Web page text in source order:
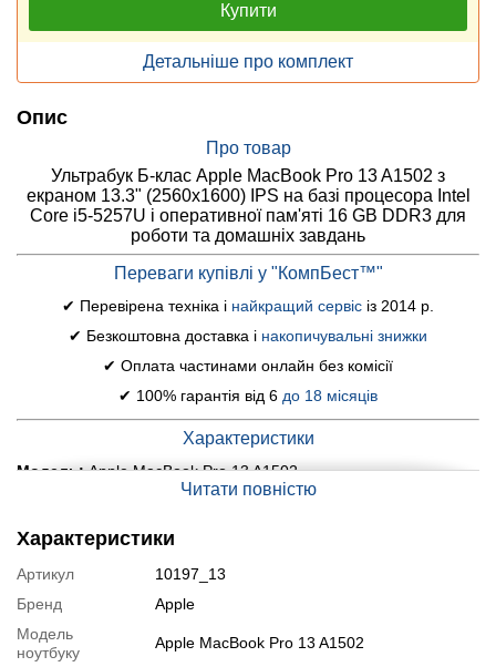
Купити
Детальніше про комплект
Опис
Про товар
Ультрабук Б-клас Apple MacBook Pro 13 A1502 з
екраном 13.3" (2560x1600) IPS на базі процесора Intel
Core i5-5257U і оперативної пам'яті 16 GB DDR3 для
роботи та домашніх завдань
Переваги купівлі у "КомпБест™"
✔ Перевірена техніка і найкращий сервіс із 2014 р.
✔ Безкоштовна доставка і накопичувальні знижки
✔ Оплата частинами онлайн без комісії
✔ 100% гарантія від 6 до 18 місяців
Характеристики
Модель:Apple MacBook Pro 13 A1502
Дисплей (діагональ, роздільна здатність, тип матриці):
13.3" (2560x1600) IPS
Постійна пам'ять:256 GB SSD
Читати повністю
Характеристики
Артикул
10197_13
Бренд
Apple
Модель
ноутбуку
Apple MacBook Pro 13 A1502